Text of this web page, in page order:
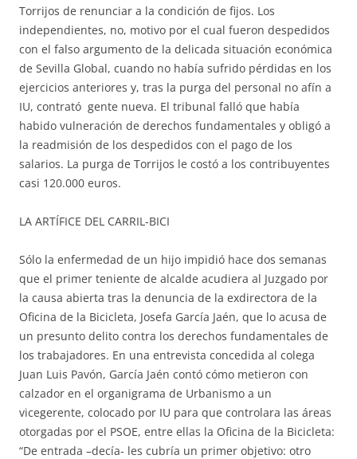
Torrijos de renunciar a la condición de fijos. Los
independientes, no, motivo por el cual fueron despedidos
con el falso argumento de la delicada situación económica
de Sevilla Global, cuando no había sufrido pérdidas en los
ejercicios anteriores y, tras la purga del personal no afín a
IU, contrató gente nueva. El tribunal falló que había
habido vulneración de derechos fundamentales y obligó a
la readmisión de los despedidos con el pago de los
salarios. La purga de Torrijos le costó a los contribuyentes
casi 120.000 euros.
LA ARTÍFICE DEL CARRIL-BICI
Sólo la enfermedad de un hijo impidió hace dos semanas
que el primer teniente de alcalde acudiera al Juzgado por
la causa abierta tras la denuncia de la exdirectora de la
Oficina de la Bicicleta, Josefa García Jaén, que lo acusa de
un presunto delito contra los derechos fundamentales de
los trabajadores. En una entrevista concedida al colega
Juan Luis Pavón, García Jaén contó cómo metieron con
calzador en el organigrama de Urbanismo a un
vicegerente, colocado por IU para que controlara las áreas
otorgadas por el PSOE, entre ellas la Oficina de la Bicicleta:
“De entrada –decía- les cubría un primer objetivo: otro